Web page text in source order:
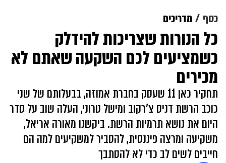
כסף מדריכים
כל הנורות שצריכות להידלק
כשמציעים לכם השקעה שאתם לא
מכירים
תחקיר כאן 11 שעסק בחברת אמוזה, בבעלותם של שני
כוכב הרשת דניס צ'רקוב ומישל טרוני, העלה שוב על סדר
היום את נושא תרמיות הרשת. ביקשנו מאורה אריאל,
משקיעה ומרצה פיננסית, להסביר למשקיעים למה הם
חייבים לשים לב כדי לא להסתבך